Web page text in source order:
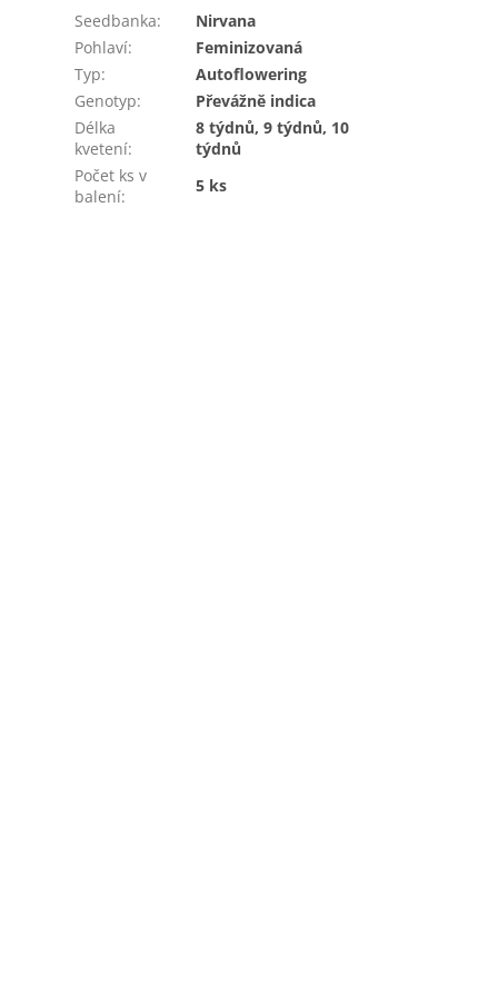
Seedbanka:
Nirvana
Pohlaví:
Feminizovaná
Typ:
Autoflowering
Genotyp:
Převážně indica
Délka
kvetení:
8 týdnů, 9 týdnů, 10
týdnů
Počet ks v
balení:
5 ks